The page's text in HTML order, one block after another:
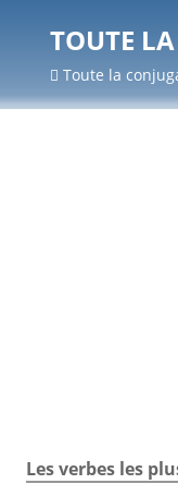
TOUTE
Toute la
Les verbes les